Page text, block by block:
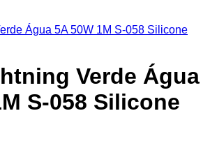
Verde Água
S-058 Silicone